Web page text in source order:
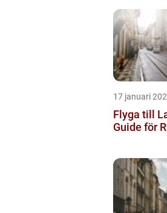
17 januari
Flyga till
Guide för